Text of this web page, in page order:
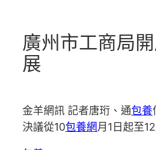
廣州市工商局
展
金羊網訊 記者唐珩、通包養
決議從10包養網月1日起至